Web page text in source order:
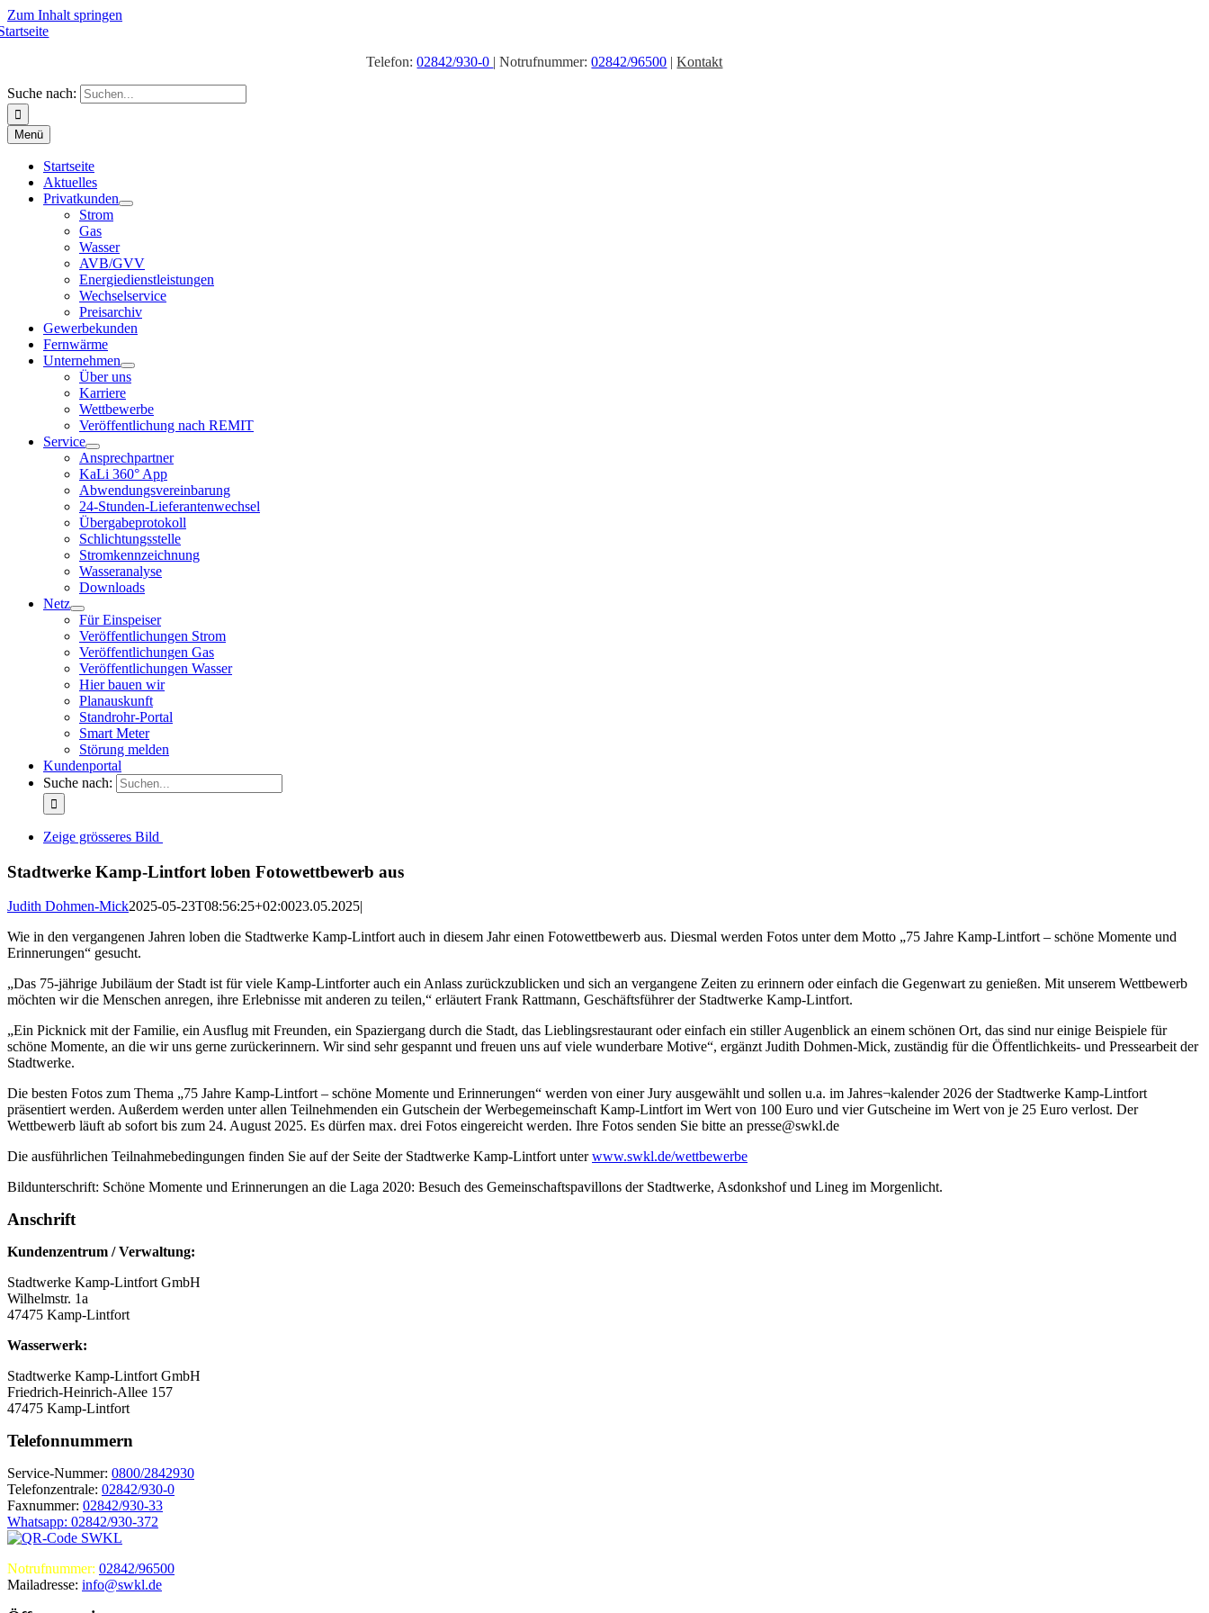
Zum Inhalt springen
Telefon:02842/930-0 | Notrufnummer:02842/96500 |Kontakt
Suche nach:
Menü
Startseite
Aktuelles
Privatkunden
Strom
Gas
Wasser
AVB/GVV
Energiedienstleistungen
Wechselservice
Preisarchiv
Gewerbekunden
Fernwärme
Unternehmen
Über uns
Karriere
Wettbewerbe
Veröffentlichung nach REMIT
Service
Ansprechpartner
KaLi 360° App
Abwendungsvereinbarung
24-Stunden-Lieferantenwechsel
Übergabeprotokoll
Schlichtungsstelle
Stromkennzeichnung
Wasseranalyse
Downloads
Netz
Für Einspeiser
Veröffentlichungen Strom
Veröffentlichungen Gas
Veröffentlichungen Wasser
Hier bauen wir
Planauskunft
Standrohr-Portal
Smart Meter
Störung melden
Kundenportal
Suche nach:
Zeige grösseres Bild
Stadtwerke Kamp-Lintfort loben Fotowettbewerb aus
Judith Dohmen-Mick2025-05-23T08:56:25+02:0023.05.2025|
Wie in den vergangenen Jahren loben die Stadtwerke Kamp-Lintfort auch in diesem Jahr einen Fotowettbewerb aus. Diesmal werden Fotos unter dem Motto „75 Jahre Kamp-Lintfort – schöne Momente und
Erinnerungen“ gesucht.
„Das 75-jährige Jubiläum der Stadt ist für viele Kamp-Lintforter auch ein Anlass zurückzublicken und sich an vergangene Zeiten zu erinnern oder einfach die Gegenwart zu genießen. Mit unserem Wettbewerb
möchten wir die Menschen anregen, ihre Erlebnisse mit anderen zu teilen,“ erläutert Frank Rattmann, Geschäftsführer der Stadtwerke Kamp-Lintfort.
„Ein Picknick mit der Familie, ein Ausflug mit Freunden, ein Spaziergang durch die Stadt, das Lieblingsrestaurant oder einfach ein stiller Augenblick an einem schönen Ort, das sind nur einige Beispiele für
schöne Momente, an die wir uns gerne zurückerinnern. Wir sind sehr gespannt und freuen uns auf viele wunderbare Motive“, ergänzt Judith Dohmen-Mick, zuständig für die Öffentlichkeits- und Pressearbeit der
Stadtwerke.
Die besten Fotos zum Thema „75 Jahre Kamp-Lintfort – schöne Momente und Erinnerungen“ werden von einer Jury ausgewählt und sollen u.a. im Jahres¬kalender 2026 der Stadtwerke Kamp-Lintfort
präsentiert werden. Außerdem werden unter allen Teilnehmenden ein Gutschein der Werbegemeinschaft Kamp-Lintfort im Wert von 100 Euro und vier Gutscheine im Wert von je 25 Euro verlost. Der
Wettbewerb läuft ab sofort bis zum 24. August 2025. Es dürfen max. drei Fotos eingereicht werden. Ihre Fotos senden Sie bitte an presse@swkl.de
Die ausführlichen Teilnahmebedingungen finden Sie auf der Seite der Stadtwerke Kamp-Lintfort unterwww.swkl.de/wettbewerbe
Bildunterschrift: Schöne Momente und Erinnerungen an die Laga 2020: Besuch des Gemeinschaftspavillons der Stadtwerke, Asdonkshof und Lineg im Morgenlicht.
Anschrift
Kundenzentrum / Verwaltung:
Stadtwerke Kamp-Lintfort GmbH
Wilhelmstr. 1a
47475 Kamp-Lintfort
Wasserwerk:
Stadtwerke Kamp-Lintfort GmbH
Friedrich-Heinrich-Allee 157
47475 Kamp-Lintfort
Telefonnummern
Service-Nummer: 0800/2842930
Telefonzentrale: 02842/930-0
Faxnummer: 02842/930-33
Whatsapp: 02842/930-372
Notrufnummer: 02842/96500
Mailadresse: info@swkl.de